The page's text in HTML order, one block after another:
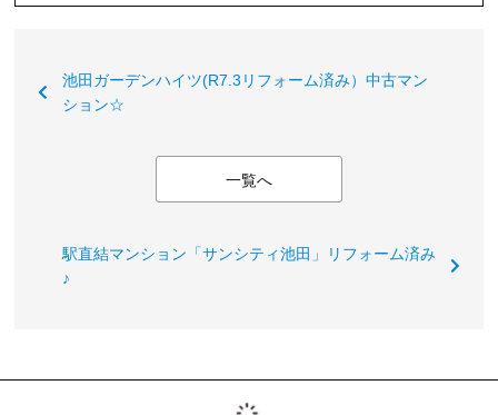
池田ガーデンハイツ(R7.3リフォーム済み）中古マン
ション☆
一覧へ
駅直結マンション「サンシティ池田」リフォーム済み
♪